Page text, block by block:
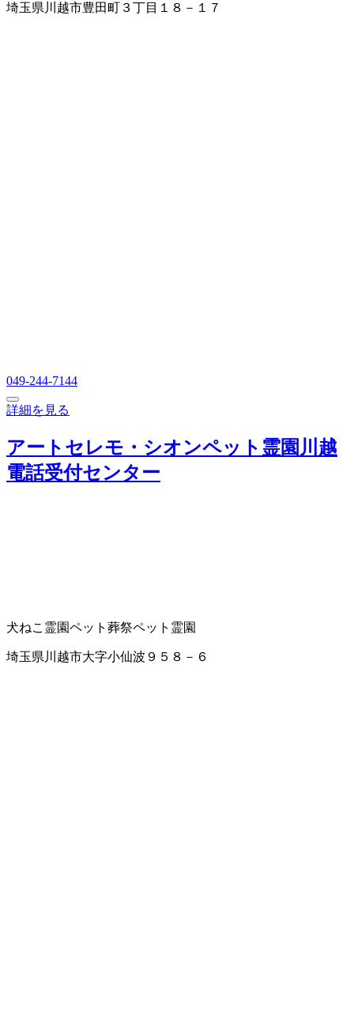
埼玉県川越市豊田町３丁目１８－１７
049-244-7144
詳細を見る
アートセレモ・シオンペット霊園川越
電話受付センター
犬ねこ霊園ペット葬祭ペット霊園
埼玉県川越市大字小仙波９５８－６